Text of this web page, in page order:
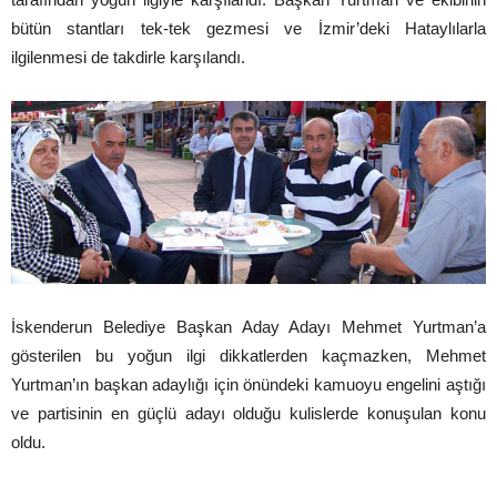
bütün stantları tek-tek gezmesi ve İzmir’deki Hataylılarla
ilgilenmesi de takdirle karşılandı.
İskenderun Belediye Başkan Aday Adayı Mehmet Yurtman’a
gösterilen bu yoğun ilgi dikkatlerden kaçmazken, Mehmet
Yurtman’ın başkan adaylığı için önündeki kamuoyu engelini aştığı
ve partisinin en güçlü adayı olduğu kulislerde konuşulan konu
oldu.